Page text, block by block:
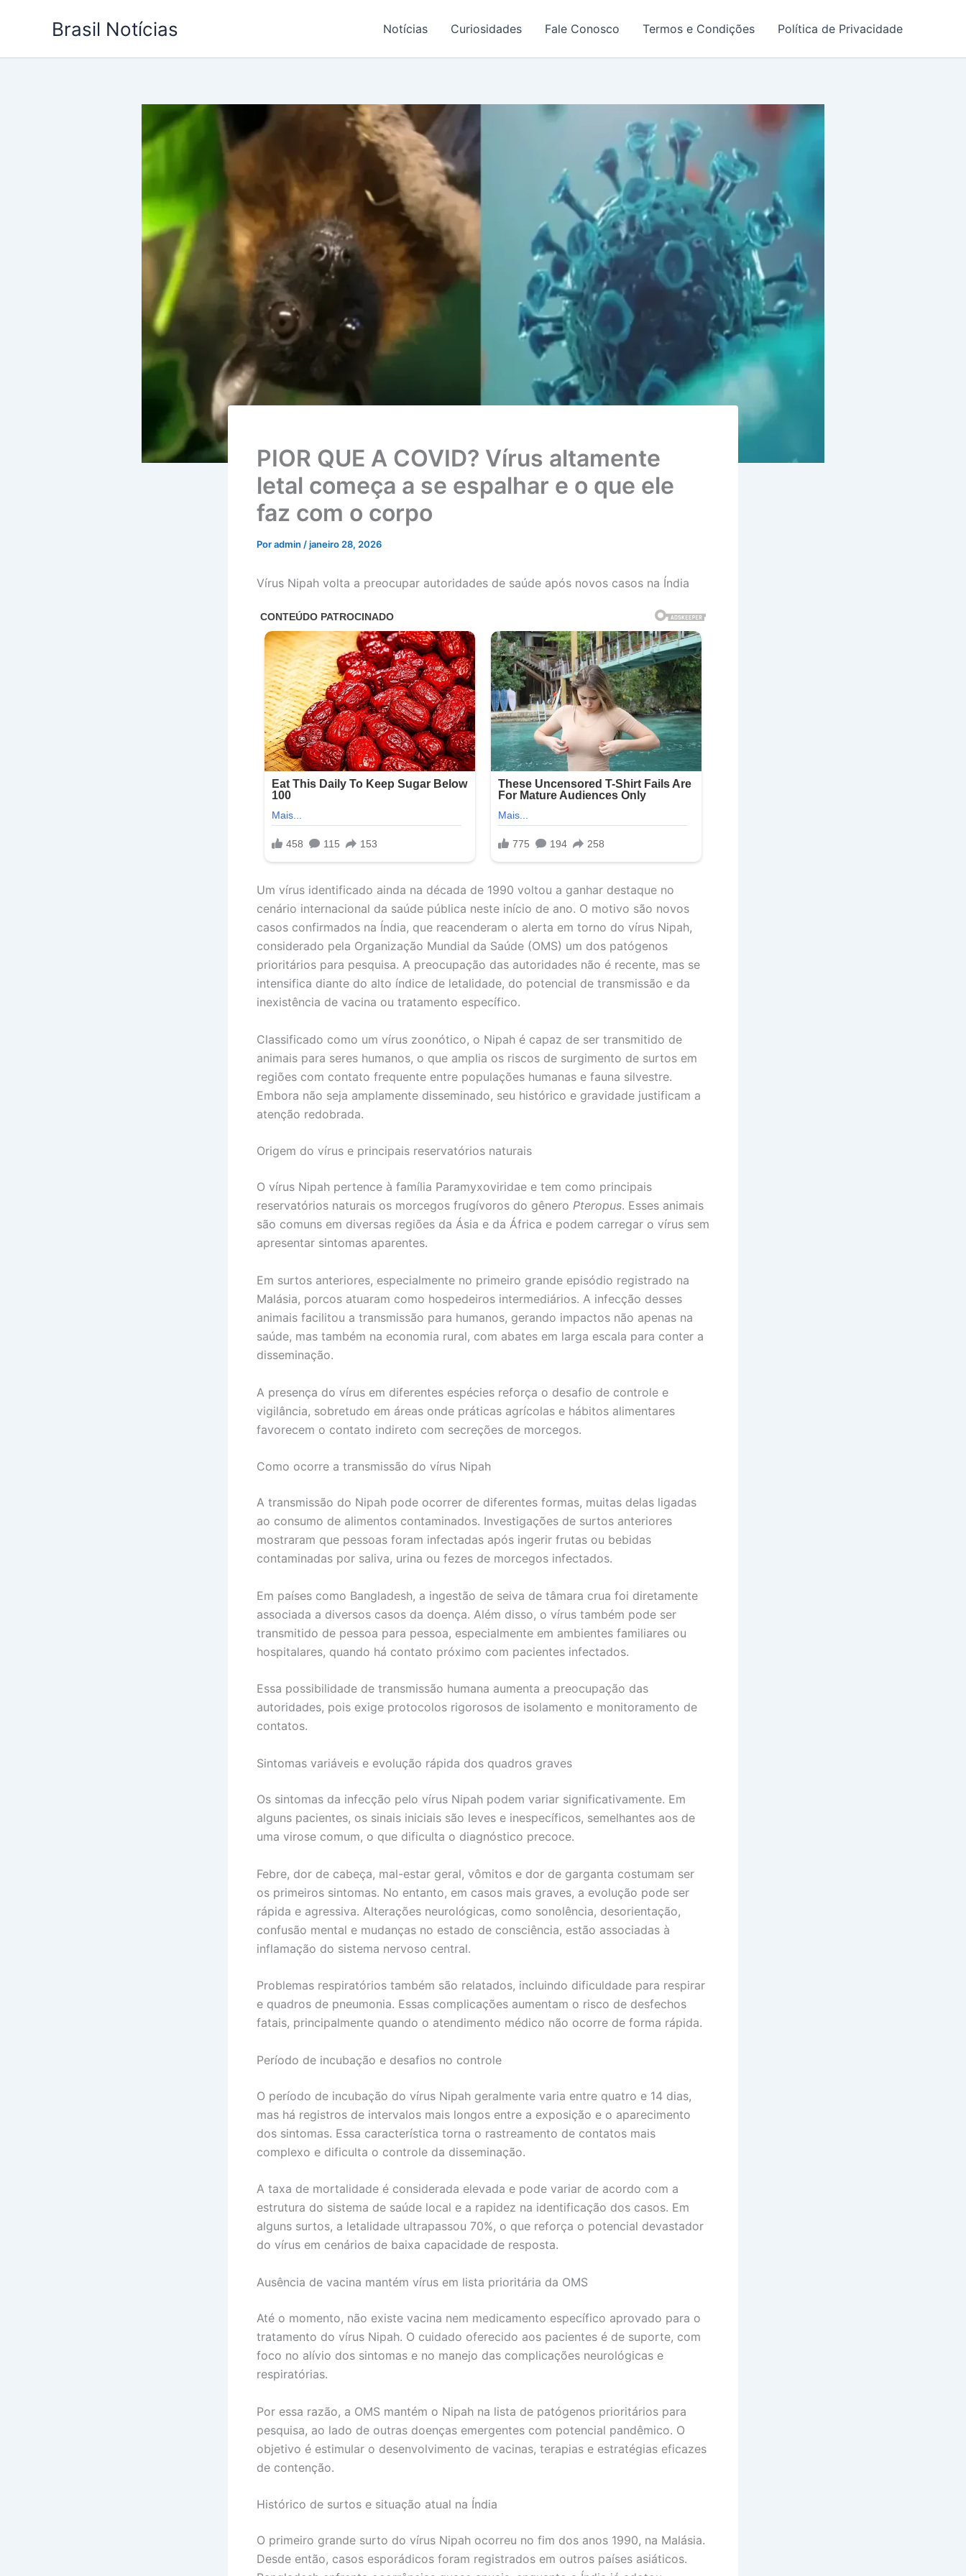
Brasil Notícias Notícias Curiosidades Fale Conosco Termos e Condições Política de Privacidade
PIOR QUE A COVID? Vírus altamente
letal começa a se espalhar e o que ele
faz com o corpo
Poradmin /janeiro 28, 2026
Vírus Nipah volta a preocupar autoridades de saúde após novos casos na Índia
Um vírus identificado ainda na década de 1990 voltou a ganhar destaque no
cenário internacional da saúde pública neste início de ano. O motivo são novos
casos confirmados na Índia, que reacenderam o alerta em torno do vírus Nipah,
considerado pela Organização Mundial da Saúde (OMS) um dos patógenos
prioritários para pesquisa. A preocupação das autoridades não é recente, mas se
intensifica diante do alto índice de letalidade, do potencial de transmissão e da
inexistência de vacina ou tratamento específico.
Classificado como um vírus zoonótico, o Nipah é capaz de ser transmitido de
animais para seres humanos, o que amplia os riscos de surgimento de surtos em
regiões com contato frequente entre populações humanas e fauna silvestre.
Embora não seja amplamente disseminado, seu histórico e gravidade justificam a
atenção redobrada.
Origem do vírus e principais reservatórios naturais
O vírus Nipah pertence à família Paramyxoviridae e tem como principais
reservatórios naturais os morcegos frugívoros do gênero Pteropus. Esses animais
são comuns em diversas regiões da Ásia e da África e podem carregar o vírus sem
apresentar sintomas aparentes.
Em surtos anteriores, especialmente no primeiro grande episódio registrado na
Malásia, porcos atuaram como hospedeiros intermediários. A infecção desses
animais facilitou a transmissão para humanos, gerando impactos não apenas na
saúde, mas também na economia rural, com abates em larga escala para conter a
disseminação.
A presença do vírus em diferentes espécies reforça o desafio de controle e
vigilância, sobretudo em áreas onde práticas agrícolas e hábitos alimentares
favorecem o contato indireto com secreções de morcegos.
Como ocorre a transmissão do vírus Nipah
A transmissão do Nipah pode ocorrer de diferentes formas, muitas delas ligadas
ao consumo de alimentos contaminados. Investigações de surtos anteriores
mostraram que pessoas foram infectadas após ingerir frutas ou bebidas
contaminadas por saliva, urina ou fezes de morcegos infectados.
Em países como Bangladesh, a ingestão de seiva de tâmara crua foi diretamente
associada a diversos casos da doença. Além disso, o vírus também pode ser
transmitido de pessoa para pessoa, especialmente em ambientes familiares ou
hospitalares, quando há contato próximo com pacientes infectados.
Essa possibilidade de transmissão humana aumenta a preocupação das
autoridades, pois exige protocolos rigorosos de isolamento e monitoramento de
contatos.
Sintomas variáveis e evolução rápida dos quadros graves
Os sintomas da infecção pelo vírus Nipah podem variar significativamente. Em
alguns pacientes, os sinais iniciais são leves e inespecíficos, semelhantes aos de
uma virose comum, o que dificulta o diagnóstico precoce.
Febre, dor de cabeça, mal-estar geral, vômitos e dor de garganta costumam ser
os primeiros sintomas. No entanto, em casos mais graves, a evolução pode ser
rápida e agressiva. Alterações neurológicas, como sonolência, desorientação,
confusão mental e mudanças no estado de consciência, estão associadas à
inflamação do sistema nervoso central.
Problemas respiratórios também são relatados, incluindo dificuldade para respirar
e quadros de pneumonia. Essas complicações aumentam o risco de desfechos
fatais, principalmente quando o atendimento médico não ocorre de forma rápida.
Período de incubação e desafios no controle
O período de incubação do vírus Nipah geralmente varia entre quatro e 14 dias,
mas há registros de intervalos mais longos entre a exposição e o aparecimento
dos sintomas. Essa característica torna o rastreamento de contatos mais
complexo e dificulta o controle da disseminação.
A taxa de mortalidade é considerada elevada e pode variar de acordo com a
estrutura do sistema de saúde local e a rapidez na identificação dos casos. Em
alguns surtos, a letalidade ultrapassou 70%, o que reforça o potencial devastador
do vírus em cenários de baixa capacidade de resposta.
Ausência de vacina mantém vírus em lista prioritária da OMS
Até o momento, não existe vacina nem medicamento específico aprovado para o
tratamento do vírus Nipah. O cuidado oferecido aos pacientes é de suporte, com
foco no alívio dos sintomas e no manejo das complicações neurológicas e
respiratórias.
Por essa razão, a OMS mantém o Nipah na lista de patógenos prioritários para
pesquisa, ao lado de outras doenças emergentes com potencial pandêmico. O
objetivo é estimular o desenvolvimento de vacinas, terapias e estratégias eficazes
de contenção.
Histórico de surtos e situação atual na Índia
O primeiro grande surto do vírus Nipah ocorreu no fim dos anos 1990, na Malásia.
Desde então, casos esporádicos foram registrados em outros países asiáticos.